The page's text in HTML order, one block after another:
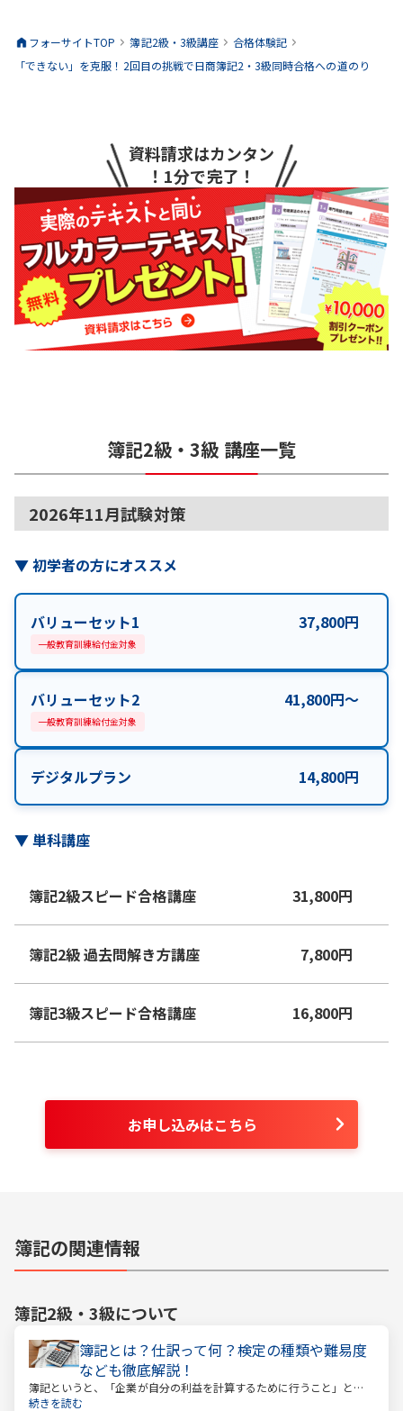
フォーサイトTOP 簿記2級・3級講座
合格体験記
「できない」を克服！2回目の挑戦で日商簿記2・3級同時合格への道のり
資料請求はカンタン
！1分で完了！
簿記2級・3級 講座一覧
2026年11月試験対策
▼初学者の方にオススメ
バリューセット1 37,800円
一般教育訓練給付金対象
バリューセット2 41,800円〜
一般教育訓練給付金対象
デジタルプラン 14,800円
▼単科講座
簿記2級スピード合格講座 31,800円
簿記2級 過去問解き方講座 7,800円
簿記3級スピード合格講座 16,800円
お申し込みはこちら
簿記の関連情報
簿記2級・3級について
簿記とは？仕訳って何？検定の種類や難易度
なども徹底解説！
簿記というと、「企業が自分の利益を計算するために行うこと」とい
うイメージがあるかもしれません。しかし、それはほんの一側面に過
続きを読む